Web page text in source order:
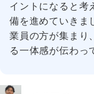
イントになると考
備を進めていきま
業員の方が集まり
る一体感が伝わっ